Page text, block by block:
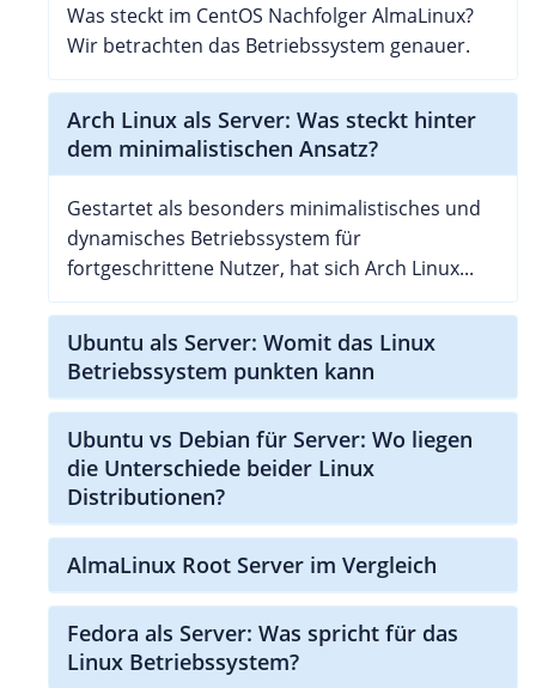
Was steckt im CentOS Nachfolger AlmaLinux?
Wir betrachten das Betriebssystem genauer.
Arch Linux als Server: Was steckt hinter
dem minimalistischen Ansatz?
Gestartet als besonders minimalistisches und
dynamisches Betriebssystem für
fortgeschrittene Nutzer, hat sich Arch Linux...
Ubuntu als Server: Womit das Linux
Betriebssystem punkten kann
Ubuntu vs Debian für Server: Wo liegen
die Unterschiede beider Linux
Distributionen?
AlmaLinux Root Server im Vergleich
Fedora als Server: Was spricht für das
Linux Betriebssystem?